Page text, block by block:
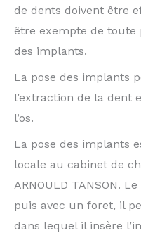
de dents doivent être
être exempte de toute
des implants.
La pose des implants
l’extraction de la dent
l’os.
La pose des implants
locale au cabinet de
ARNOULD TANSON.
puis avec un foret, il
dans lequel il insère